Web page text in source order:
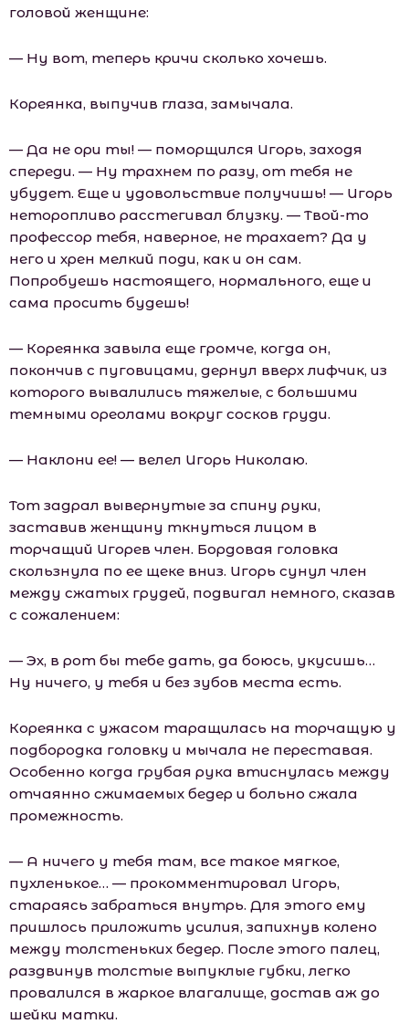
головой женщине:
— Ну вот, теперь кричи сколько хочешь.
Кореянка, выпучив глаза, замычала.
— Да не ори ты! — поморщился Игорь, заходя
спереди. — Ну трахнем по разу, от тебя не
убудет. Еще и удовольствие получишь! — Игорь
неторопливо расстегивал блузку. — Твой-то
профессор тебя, наверное, не трахает? Да у
него и хрен мелкий поди, как и он сам.
Попробуешь настоящего, нормального, еще и
сама просить будешь!
— Кореянка завыла еще громче, когда он,
покончив с пуговицами, дернул вверх лифчик, из
которого вывалились тяжелые, с большими
темными ореолами вокруг сосков груди.
— Наклони ее! — велел Игорь Николаю.
Тот задрал вывернутые за спину руки,
заставив женщину ткнуться лицом в
торчащий Игорев член. Бордовая головка
скользнула по ее щеке вниз. Игорь сунул член
между сжатых грудей, подвигал немного, сказав
с сожалением:
— Эх, в рот бы тебе дать, да боюсь, укусишь…
Ну ничего, у тебя и без зубов места есть.
Кореянка с ужасом таращилась на торчащую у
подбородка головку и мычала не переставая.
Особенно когда грубая рука втиснулась между
отчаянно сжимаемых бедер и больно сжала
промежность.
— А ничего у тебя там, все такое мягкое,
пухленькое… — прокомментировал Игорь,
стараясь забраться внутрь. Для этого ему
пришлось приложить усилия, запихнув колено
между толстеньких бедер. После этого палец,
раздвинув толстые выпуклые губки, легко
провалился в жаркое влагалище, достав аж до
шейки матки.